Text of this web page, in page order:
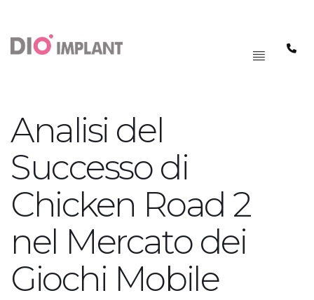
Analisi del
Successo di
Chicken Road 2
nel Mercato dei
Giochi Mobile